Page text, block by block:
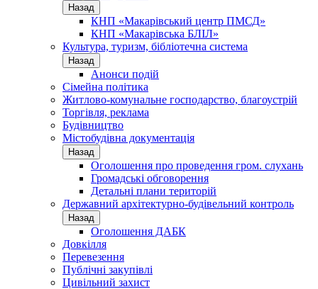
Назад
КНП «Макарівський центр ПМСД»
КНП «Макарівська БЛІЛ»
Культура, туризм, бібліотечна система
Назад
Анонси подій
Сімейна політика
Житлово-комунальне господарство, благоустрій
Торгівля, реклама
Будівництво
Містобудівна документація
Назад
Оголошення про проведення гром. слухань
Громадські обговорення
Детальні плани територій
Державний архітектурно-будівельний контроль
Назад
Оголошення ДАБК
Довкілля
Перевезення
Публічні закупівлі
Цивільний захист